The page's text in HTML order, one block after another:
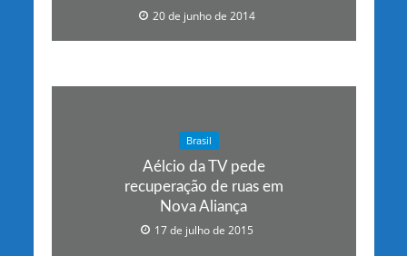
20 de junho de 2014
Brasil
Aélcio da TV pede
recuperação de ruas em
Nova Aliança
17 de julho de 2015